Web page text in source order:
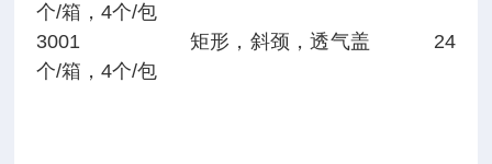
个/箱，4个/包
3001 矩形，斜颈，透气盖 24
个/箱，4个/包